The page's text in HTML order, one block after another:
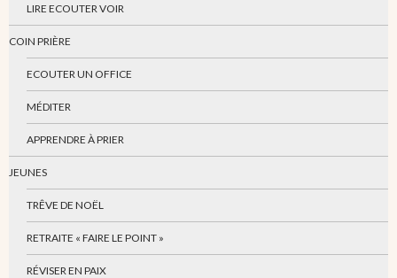
LIRE ECOUTER VOIR
COIN PRIÈRE
ECOUTER UN OFFICE
MÉDITER
APPRENDRE À PRIER
JEUNES
TRÊVE DE NOËL
RETRAITE « FAIRE LE POINT »
RÉVISER EN PAIX